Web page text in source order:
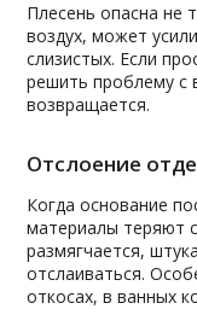
Плесень опасна не
воздух, может
слизистых. Если
решить проблему с
возвращается.
Отслоение
Когда основание
материалы теряют
размягчается,
отслаиваться.
откосах, в ванных